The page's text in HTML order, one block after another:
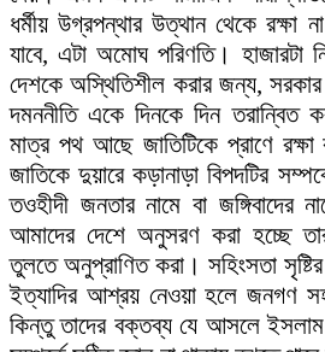
ধর্মীয় উগ্রপন্থার উত্থান থেকে রক্ষা
যাবে, এটা অমোঘ পরিণতি। হাজারটা
দেশকে অস্থিতিশীল করার জন্য,
দমননীতি একে দিনকে দিন তরান্বিত
মাত্র পথ আছে জাতিটিকে প্রাণে
জাতিকে দুয়ারে কড়ানাড়া বিপদটির
তওহীদী জনতার নামে বা জঙ্গিবাদের
আমাদের দেশে অনুসরণ করা হচ্ছে
তুলতে অনুপ্রাণিত করা। সহিংসতা
ইত্যাদির আশ্রয় নেওয়া হলে জনগণ
কিন্তু তাদের বক্তব্য যে আসলে ইসলাম